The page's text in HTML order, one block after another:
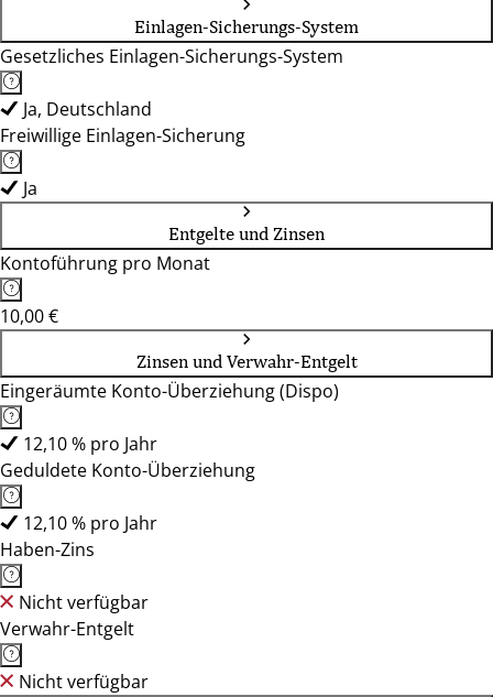
Einlagen-Sicherungs-System
Gesetzliches Einlagen-Sicherungs-System
Ja, Deutschland
Freiwillige Einlagen-Sicherung
Ja
Entgelte und Zinsen
Kontoführung pro Monat
10,00 €
Zinsen und Verwahr-Entgelt
Eingeräumte Konto-Überziehung (Dispo)
12,10 % pro Jahr
Geduldete Konto-Überziehung
12,10 % pro Jahr
Haben-Zins
Nicht verfügbar
Verwahr-Entgelt
Nicht verfügbar